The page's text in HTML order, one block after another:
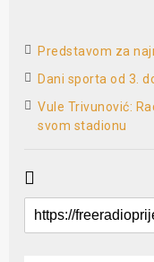
Predstavom za
Dani sporta od 3.
Vule Trivunović:
svom stadionu